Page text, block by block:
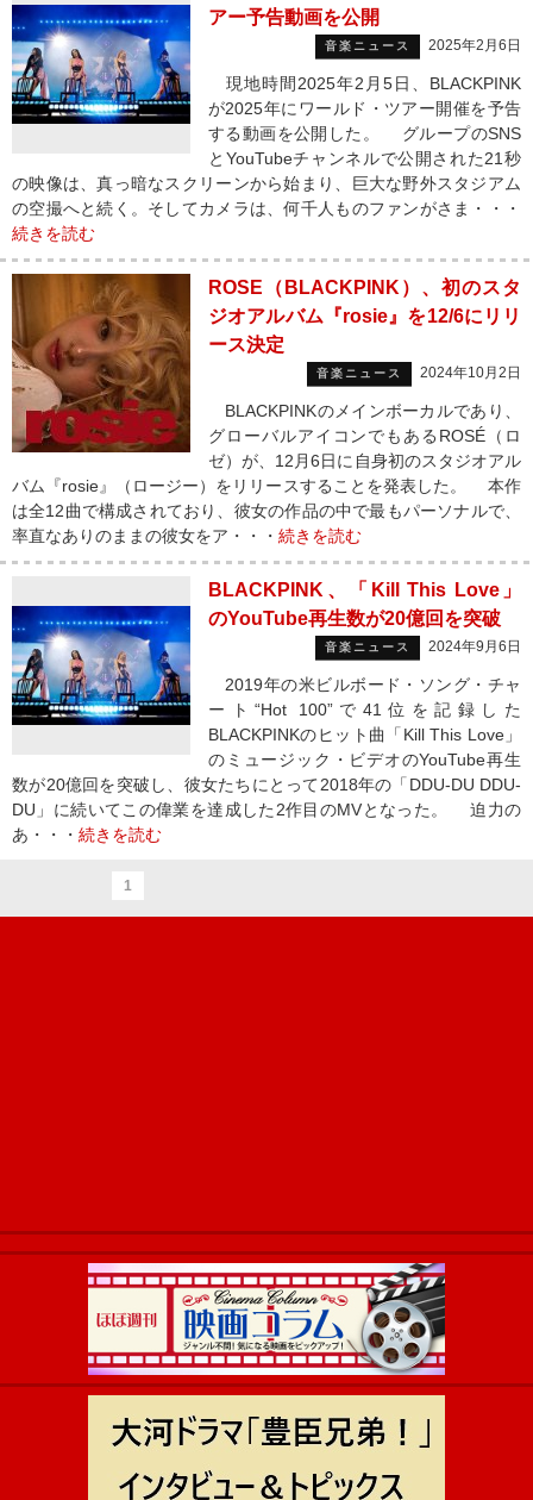
アー予告動画を公開
音楽ニュース 2025年2月6日
現地時間2025年2月5日、BLACKPINK
が2025年にワールド・ツアー開催を予告
する動画を公開した。 グループのSNS
とYouTubeチャンネルで公開された21秒
の映像は、真っ暗なスクリーンから始まり、巨大な野外スタジアム
の空撮へと続く。そしてカメラは、何千人ものファンがさま・・・
続きを読む
ROSE（BLACKPINK）、初のスタ
ジオアルバム『rosie』を12/6にリリ
ース決定
音楽ニュース 2024年10月2日
BLACKPINKのメインボーカルであり、
グローバルアイコンでもあるROSÉ（ロ
ゼ）が、12月6日に自身初のスタジオアル
バム『rosie』（ロージー）をリリースすることを発表した。 本作
は全12曲で構成されており、彼女の作品の中で最もパーソナルで、
率直なありのままの彼女をア・・・ 続きを読む
BLACKPINK、「Kill This Love」
のYouTube再生数が20億回を突破
音楽ニュース 2024年9月6日
2019年の米ビルボード・ソング・チャ
ート“Hot 100”で41位を記録した
BLACKPINKのヒット曲「Kill This Love」
のミュージック・ビデオのYouTube再生
数が20億回を突破し、彼女たちにとって2018年の「DDU-DU DDU-
DU」に続いてこの偉業を達成した2作目のMVとなった。 迫力の
あ・・・ 続きを読む
1